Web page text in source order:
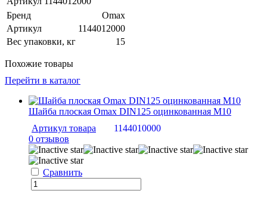
Бренд
Omax
Артикул
1144012000
Вес упаковки, кг
15
Похожие товары
Перейти в каталог
Шайба плоская Omax DIN125 оцинкованная М10
Артикул товара
1144010000
0 отзывов
Сравнить